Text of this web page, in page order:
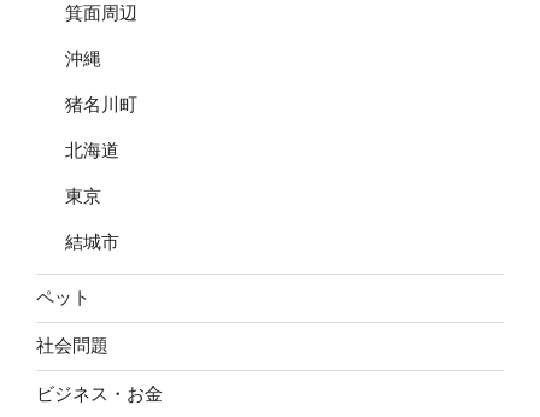
箕面周辺
沖縄
猪名川町
北海道
東京
結城市
ペット
社会問題
ビジネス・お金